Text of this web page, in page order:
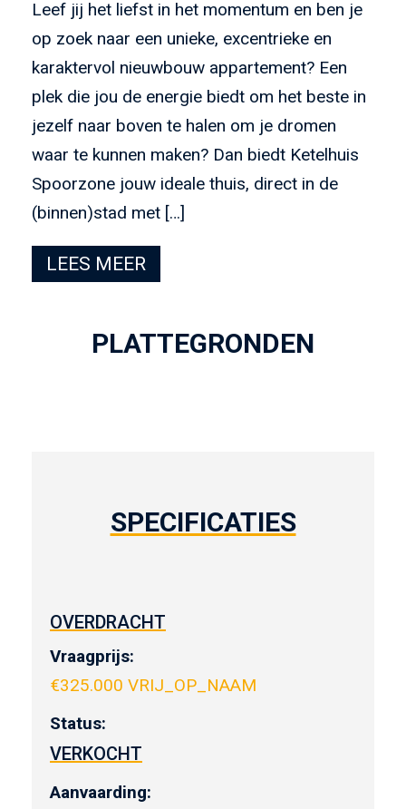
Leef jij het liefst in het momentum en ben je
op zoek naar een unieke, excentrieke en
karaktervol nieuwbouw appartement? Een
plek die jou de energie biedt om het beste in
jezelf naar boven te halen om je dromen
waar te kunnen maken? Dan biedt Ketelhuis
Spoorzone jouw ideale thuis, direct in de
(binnen)stad met […]
LEES MEER
PLATTEGRONDEN
SPECIFICATIES
OVERDRACHT
Vraagprijs:
€325.000 VRIJ_OP_NAAM
Status:
VERKOCHT
Aanvaarding: